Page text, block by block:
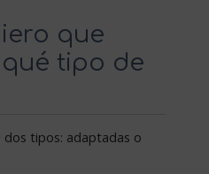
que
tipo de
tipos: adaptadas o